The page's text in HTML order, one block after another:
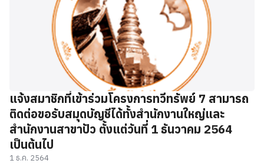
แจ้งสมาชิกที่เข้าร่วมโครงการทวีทรัพย์ 7 สามารถ
ติดต่อขอรับสมุดบัญชีได้ทั้งสำนักงานใหญ่และ
สำนักงานสาขาปัว ตั้งแต่วันที่ 1 ธันวาคม 2564
เป็นต้นไป
1 ธ.ค. 2564